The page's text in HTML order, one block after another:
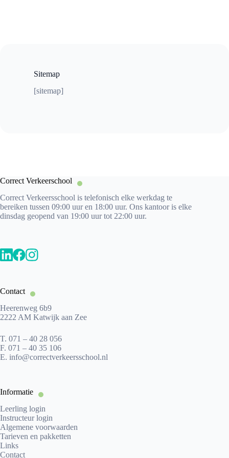
Sitemap
[sitemap]
Correct Verkeerschool
Correct Verkeersschool is telefonisch elke werkdag te
bereiken tussen 09:00 uur en 18:00 uur. Ons kantoor is elke
dinsdag geopend van 19:00 uur tot 22:00 uur.
Contact
Heerenweg 6b9
2222 AM Katwijk aan Zee
T. 071 – 40 28 056
F. 071 – 40 35 106
E. info@correctverkeersschool.nl
Informatie
Leerling login
Instructeur login
Algemene voorwaarden
Tarieven en pakketten
Links
Contact